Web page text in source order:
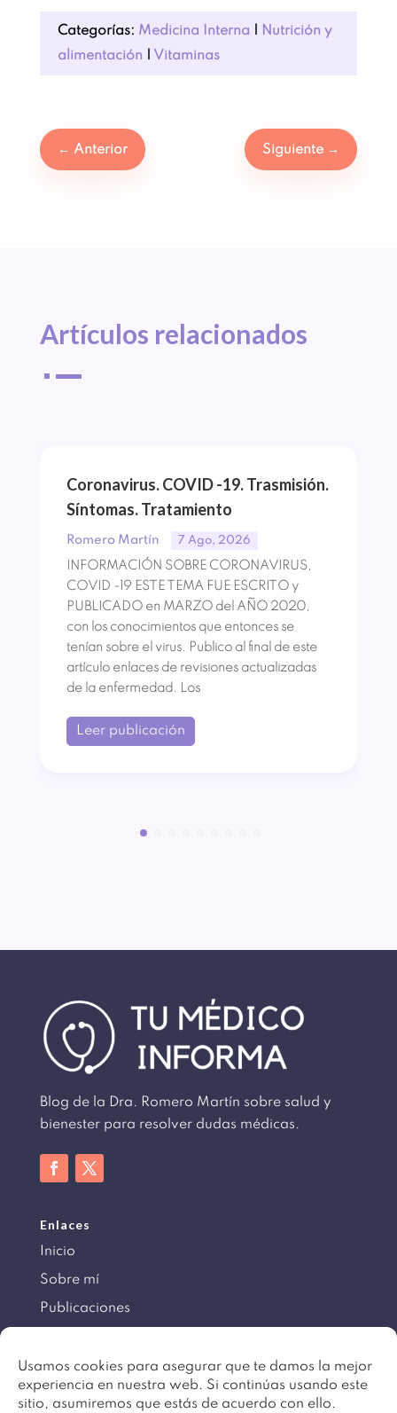
Usamos cookies para asegurar que te damos la mejor
experiencia en nuestra web. Si continúas usando este
sitio, asumiremos que estás de acuerdo con ello.
Categorías: Medicina Interna
Nutrición y
alimentación
Vitaminas
← Anterior Siguiente →
Artículos relacionados
^
Coronavirus. COVID -19. Trasmisión.
Síntomas. Tratamiento
Romero Martín 7 Ago, 2026
INFORMACIÓN SOBRE CORONAVIRUS,
COVID -19 ESTE TEMA FUE ESCRITO y
PUBLICADO en MARZO del AÑO 2020,
con los conocimientos que entonces se
tenían sobre el virus. Publico al final de este
artículo enlaces de revisiones actualizadas
de la enfermedad. Los
Leer publicación
Blog de la Dra. Romero Martín sobre salud y
bienester para resolver dudas médicas.
Enlaces
Inicio
Sobre mí
Publicaciones
Información
Aviso legal